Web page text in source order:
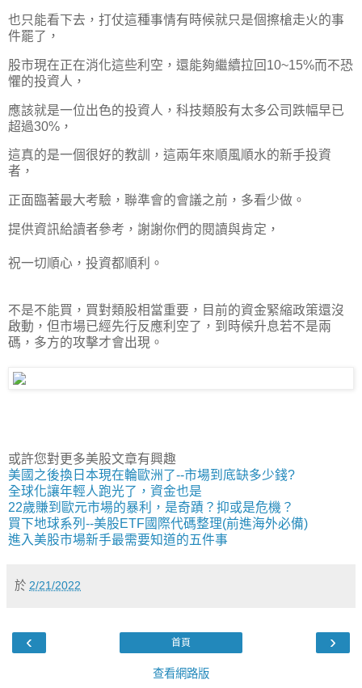
也只能看下去，打仗這種事情有時候就只是個擦槍走火的事
件罷了，
股市現在正在消化這些利空，還能夠繼續拉回10~15%而不恐
懼的投資人，
應該就是一位出色的投資人，科技類股有太多公司跌幅早已
超過30%，
這真的是一個很好的教訓，這兩年來順風順水的新手投資
者，
正面臨著最大考驗，聯準會的會議之前，多看少做。
提供資訊給讀者參考，謝謝你們的閱讀與肯定，
祝一切順心，投資都順利。
不是不能買，買對類股相當重要，目前的資金緊縮政策還沒
啟動，但市場已經先行反應利空了，到時候升息若不是兩
碼，多方的攻擊才會出現。
或許您對更多美股文章有興趣
美國之後換日本現在輪歐洲了--市場到底缺多少錢?
全球化讓年輕人跑光了，資金也是
22歲賺到歐元市場的暴利，是奇蹟？抑或是危機？
買下地球系列--美股ETF國際代碼整理(前進海外必備)
進入美股市場新手最需要知道的五件事
於 2/21/2022
‹ ›
首頁
查看網路版